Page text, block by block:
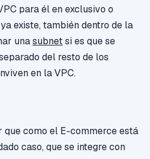
para él en exclusivo o
existe, también dentro de la
unasubnetsi es que se
del resto de los
en la VPC.
que como el E-commerce está
caso, que se integre con